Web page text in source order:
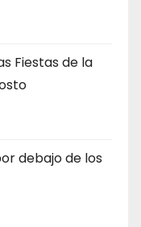
Fiestas de la
debajo de los